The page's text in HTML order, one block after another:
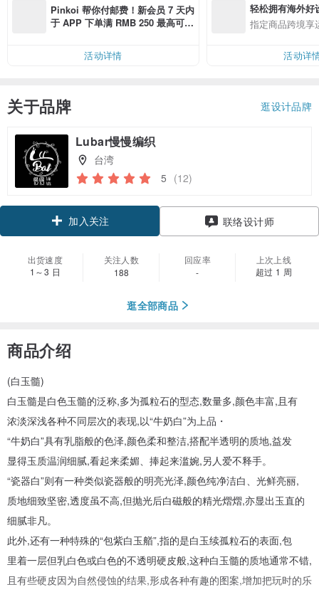
Pinkoi 帮你付邮费！新会员 7 天内
于 APP 下单满 RMB 250 最高可折
活动详情
轻松拥有海外好
指定商品跨境享
活动详
关于品牌 逛设计品牌
Lubar慢慢编织
台湾
5 (12)
加入关注 联络设计师
出货速度
1～3 日
关注人数
188
回应率
-
上次上线
超过 1 周
逛全部商品
商品介绍
(白玉髓)
白玉髓是白色玉髓的泛称,多为孤粒石的型态,数量多,颜色丰富,且有
浓淡深浅各种不同层次的表现,以“牛奶白”为上品・
“牛奶白”具有乳脂般的色泽,颜色柔和整洁,搭配半透明的质地,益发
显得玉质温润细腻,看起来柔媚、捧起来滥婉,另人爱不释手。
“瓷器白”则有一种类似瓷器般的明亮光泽,颜色纯净洁白、光鲜亮丽,
质地细致坚密,透度虽不高,但抛光后白磁般的精光熠熠,亦显出玉直的
细腻非凡。
此外,还有一种特殊的“包紫白玉艏”,指的是白玉续孤粒石的表面,包
里着一层但乳白色或白色的不透明硬皮般,这种白玉髓的质地通常不错,
且有些硬皮因为自然侵蚀的结果,形成各种有趣的图案,增加把玩时的乐